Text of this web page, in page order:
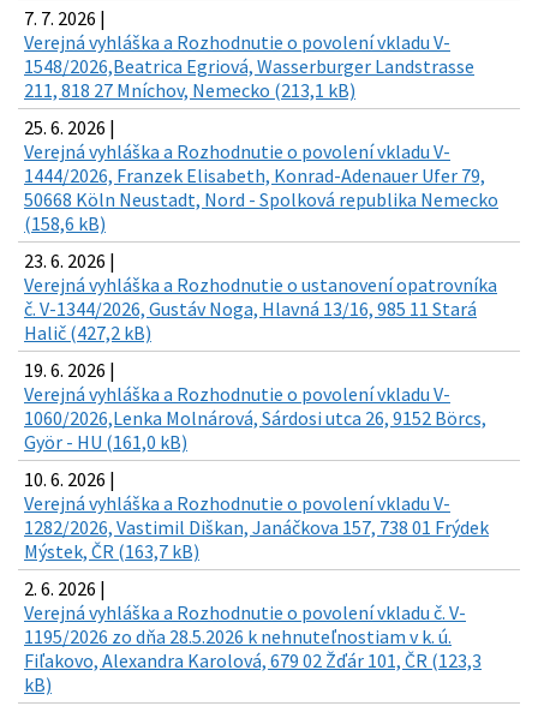
7. 7. 2026 |
Verejná vyhláška a Rozhodnutie o povolení vkladu V-
1548/2026,Beatrica Egriová, Wasserburger Landstrasse
211, 818 27 Mníchov, Nemecko (213,1 kB)
25. 6. 2026 |
Verejná vyhláška a Rozhodnutie o povolení vkladu V-
1444/2026, Franzek Elisabeth, Konrad-Adenauer Ufer 79,
50668 Köln Neustadt, Nord - Spolková republika Nemecko
(158,6 kB)
23. 6. 2026 |
Verejná vyhláška a Rozhodnutie o ustanovení opatrovníka
č. V-1344/2026, Gustáv Noga, Hlavná 13/16, 985 11 Stará
Halič (427,2 kB)
19. 6. 2026 |
Verejná vyhláška a Rozhodnutie o povolení vkladu V-
1060/2026,Lenka Molnárová, Sárdosi utca 26, 9152 Börcs,
Györ - HU (161,0 kB)
10. 6. 2026 |
Verejná vyhláška a Rozhodnutie o povolení vkladu V-
1282/2026, Vastimil Diškan, Janáčkova 157, 738 01 Frýdek
Mýstek, ČR (163,7 kB)
2. 6. 2026 |
Verejná vyhláška a Rozhodnutie o povolení vkladu č. V-
1195/2026 zo dňa 28.5.2026 k nehnuteľnostiam v k. ú.
Fiľakovo, Alexandra Karolová, 679 02 Žďár 101, ČR (123,3
kB)